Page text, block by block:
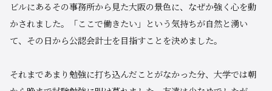
ビルにあるその事務所から見た大阪の景色に、なぜか強く心を動
かされました。「ここで働きたい」という気持ちが自然と湧い
て、その日から公認会計士を目指すことを決めました。
それまであまり勉強に打ち込んだことがなかった分、大学では朝